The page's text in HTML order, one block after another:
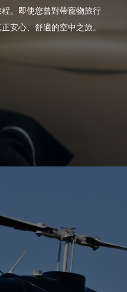
。即使您曾對帶寵物旅行
安心、舒適的空中之旅。